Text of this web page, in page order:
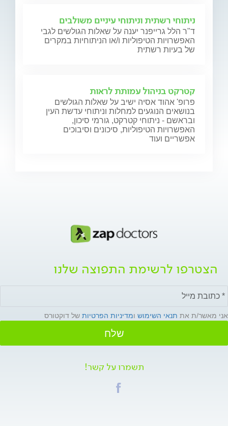
ניתוחי רשתית וניתוחי עיניים משולבים
ד"ר הלל גרייפנר יענה על שאלות הגולשים לגבי
האפשרויות הטיפוליות ו/או הניתוחיות במקרים
של בעיות רשתית
קטרקט בניהול עמותת לראות
פרופ' אהוד אסיה ישיב על שאלות הגולשים
בנושאים הנוגעים למחלות וניתוחי עדשת העין
ובראשם - ניתוחי קטרקט, גורמי סיכון,
האפשרויות הטיפוליות, סיכונים וסיבוכים
אפשריים ועוד
הצטרפו לרשימת התפוצה שלנו
אני מאשר/ת את תנאי השימוש ומדיניות הפרטיות של דוקטורס
שלח
תשמרו על קשר!